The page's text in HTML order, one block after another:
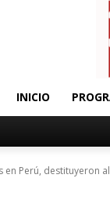
INICIO
en Perú, destituyeron